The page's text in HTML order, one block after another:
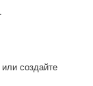
.
создайте